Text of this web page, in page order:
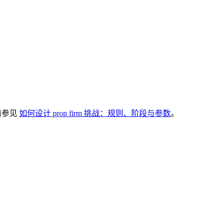
见 如何设计 prop firm 挑战：规则、阶段与参数。